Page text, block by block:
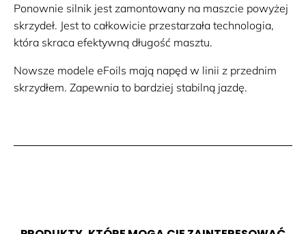
Ponownie silnik jest zamontowany na maszcie powyżej
skrzydeł. Jest to całkowicie przestarzała technologia,
która skraca efektywną długość masztu.
Nowsze modele eFoils mają napęd w linii z przednim
skrzydłem. Zapewnia to bardziej stabilną jazdę.